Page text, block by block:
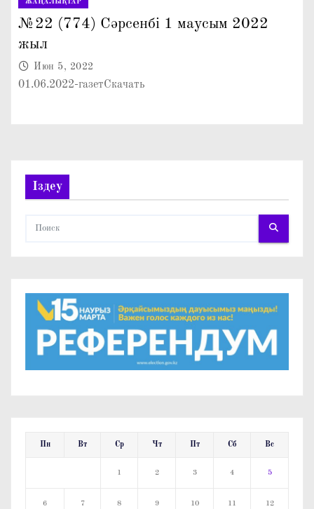
№22 (774) Сәрсенбі 1 маусым 2022
жыл
Июн 5, 2022
01.06.2022-газетСкачать
Іздеу
Пн Вт Ср Чт Пт Сб Вс
1 2 3 4 5
6 7 8 9 10 11 12